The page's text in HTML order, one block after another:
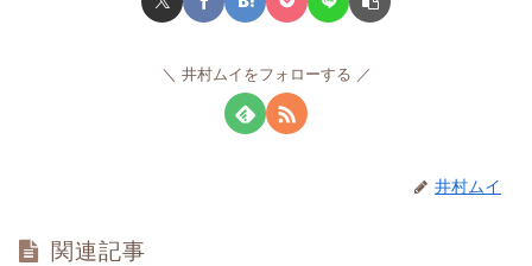
井村ムイをフォローする
井村ムイ
関連記事